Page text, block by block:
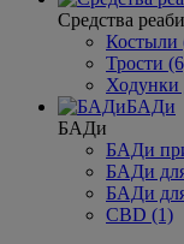
Средства
Костыли
Трости
Ходунки
БАДи
БАДи
БАДи
БАДи
БАДи для
CBD (1)